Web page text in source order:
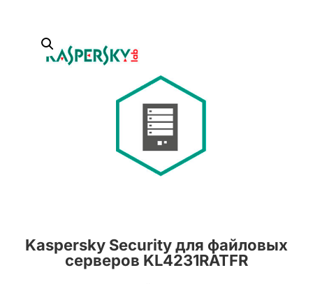
Kaspersky Security для файловых
серверов KL4231RATFR